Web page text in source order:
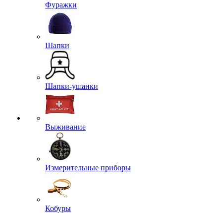
Фуражки
Шапки
Шапки-ушанки
Выживание
Измерительные приборы
Кобуры